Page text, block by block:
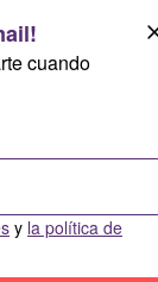
cuando
y la política de